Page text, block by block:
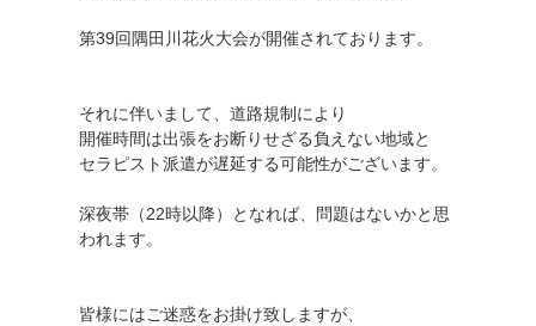
第39回隅田川花火大会が開催されております。
それに伴いまして、道路規制により
開催時間は出張をお断りせざる負えない地域と
セラピスト派遣が遅延する可能性がございます。
深夜帯（22時以降）となれば、問題はないかと思
われます。
皆様にはご迷惑をお掛け致しますが、